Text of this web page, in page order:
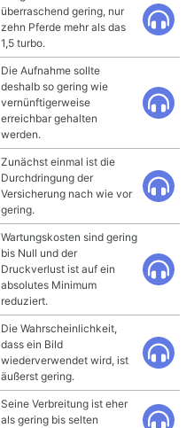
überraschend gering, nur
zehn Pferde mehr als das
1,5 turbo.
Die Aufnahme sollte
deshalb so gering wie
vernünftigerweise
erreichbar gehalten
werden.
Zunächst einmal ist die
Durchdringung der
Versicherung nach wie vor
gering.
Wartungskosten sind gering
bis Null und der
Druckverlust ist auf ein
absolutes Minimum
reduziert.
Die Wahrscheinlichkeit,
dass ein Bild
wiederverwendet wird, ist
äußerst gering.
Seine Verbreitung ist eher
als gering bis selten